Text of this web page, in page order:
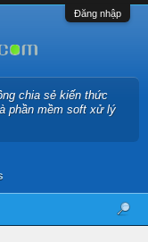
Đăng nhập
chia sẻ kiến thức
phần mềm soft xử lý